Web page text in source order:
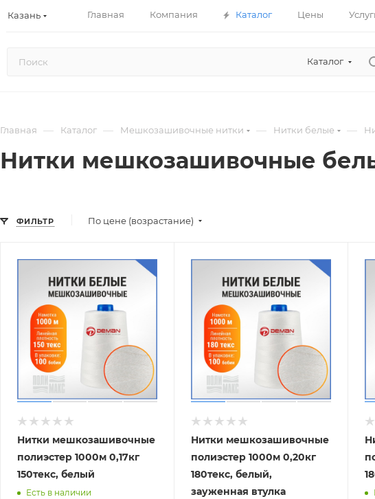
Казань Главная Компания Каталог Цены
Каталог
Главная — Каталог — Мешкозашивочные нитки — Нитки белые —
Нитки мешкозашивочные
ФИЛЬТР По цене (возрастание)
Нитки мешкозашивочные
полиэстер 1000м 0,17кг
150текс, белый
Есть в наличии
Нитки мешкозашивочные
полиэстер 1000м 0,20кг
180текс, белый,
зауженная втулка